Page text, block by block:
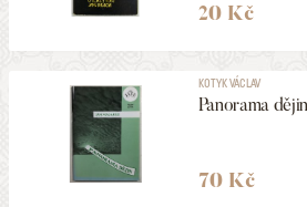
20 Kč
KOTYK VÁCLAV
Panorama
70 Kč